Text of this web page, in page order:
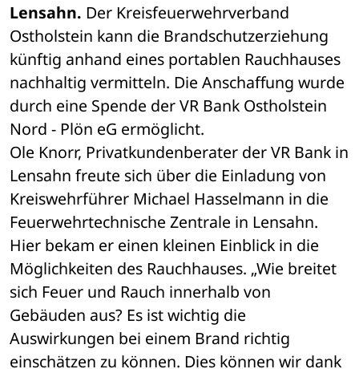
Lensahn. Der Kreisfeuerwehrverband
Ostholstein kann die Brandschutzerziehung
künftig anhand eines portablen Rauchhauses
nachhaltig vermitteln. Die Anschaffung wurde
durch eine Spende der VR Bank Ostholstein
Nord - Plön eG ermöglicht.
Ole Knorr, Privatkundenberater der VR Bank in
Lensahn freute sich über die Einladung von
Kreiswehrführer Michael Hasselmann in die
Feuerwehrtechnische Zentrale in Lensahn.
Hier bekam er einen kleinen Einblick in die
Möglichkeiten des Rauchhauses. „Wie breitet
sich Feuer und Rauch innerhalb von
Gebäuden aus? Es ist wichtig die
Auswirkungen bei einem Brand richtig
einschätzen zu können. Dies können wir dank